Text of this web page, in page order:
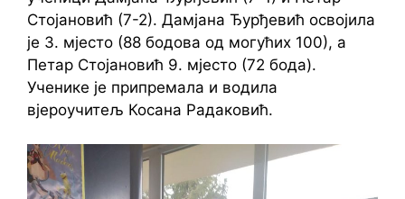
Стојановић (7-2). Дамјана Ђурђевић освојила
је 3. мјесто (88 бодова од могућих 100), а
Петар Стојановић 9. мјесто (72 бода).
Ученике је припремала и водила
вјероучитељ Косана Радаковић.